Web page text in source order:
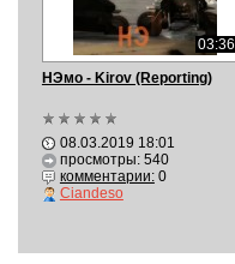
03:36
НЭмо - Kirov (Reporting)
08.03.2019 18:01
просмотры: 540
комментарии:0
Ciandeso